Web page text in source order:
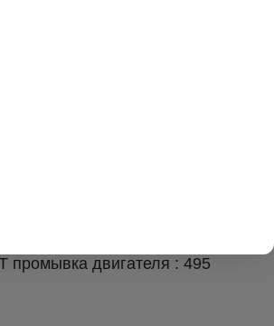
промывка двигателя : 495